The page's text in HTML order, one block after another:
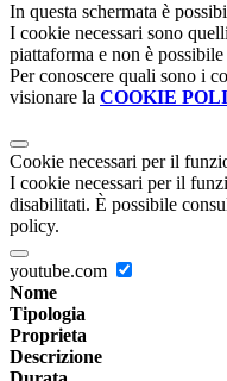
In questa schermata è
I cookie necessari sono
piattaforma e non è
Per conoscere quali sono i
visionare la COOKIE
Cookie necessari per il
I cookie necessari per il
disabilitati. È possibile
policy.
youtube.com
Nome
Tipologia
Proprieta
Descrizione